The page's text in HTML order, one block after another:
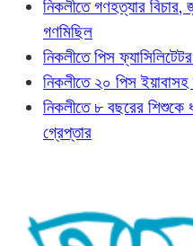
নিকলীতে গণহত্যার বিচার,
গণমিছিল
নিকলীতে পিস
নিকলীতে ২০ পিস
নিকলীতে ৮ বছরের শিশুকে
গ্রেপ্তার